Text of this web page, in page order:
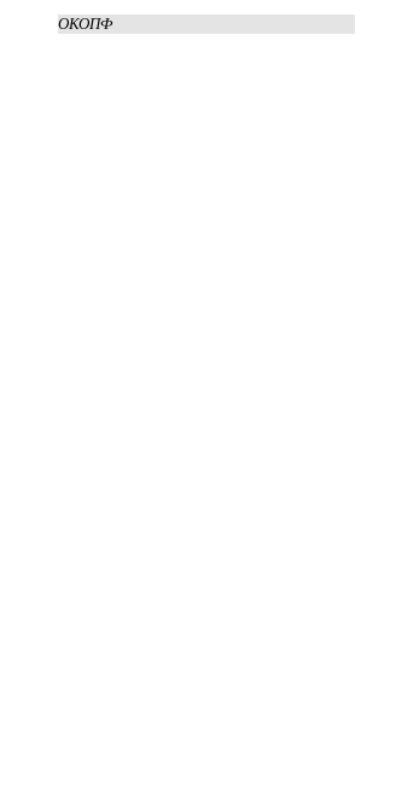
ОКОПФ